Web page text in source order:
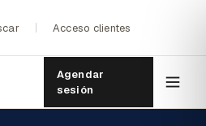
Acceso clientes
Agendar
sesión